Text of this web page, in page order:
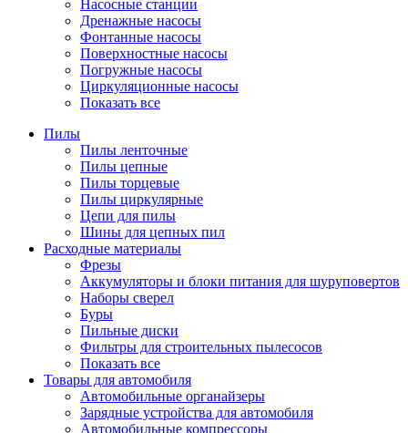
Насосные станции
Дренажные насосы
Фонтанные насосы
Поверхностные насосы
Погружные насосы
Циркуляционные насосы
Показать все
Пилы
Пилы ленточные
Пилы цепные
Пилы торцевые
Пилы циркулярные
Цепи для пилы
Шины для цепных пил
Расходные материалы
Фрезы
Аккумуляторы и блоки питания для шуруповертов
Наборы сверел
Буры
Пильные диски
Фильтры для строительных пылесосов
Показать все
Товары для автомобиля
Автомобильные органайзеры
Зарядные устройства для автомобиля
Автомобильные компрессоры